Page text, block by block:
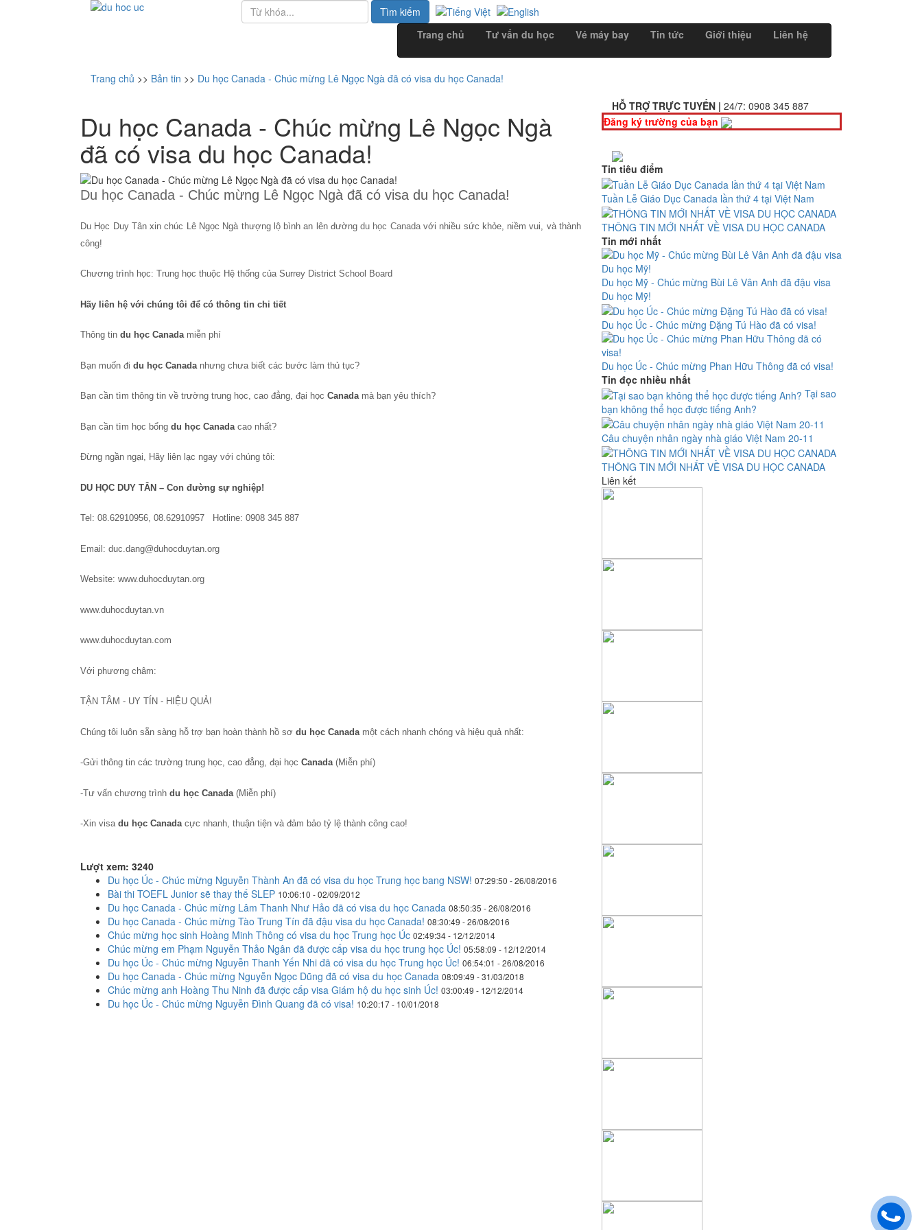
Trang chủ Tư vấn du học Vé máy bay Tin tức Giới thiệu Liên hệ
Trang chủ >> Bản tin >> Du học Canada - Chúc mừng Lê Ngọc Ngà đã có visa du học Canada!
Du học Canada - Chúc mừng Lê Ngọc Ngà
đã có visa du học Canada!
Du học Canada - Chúc mừng Lê Ngọc Ngà đã có visa du học Canada!
Du Học Duy Tân xin chúc Lê Ngọc Ngà thượng lộ bình an lên đườngdu học Canadavới nhiều sức khỏe, niềm vui, và thành
công!
Chương trình học: Trung học thuộc Hệ thống của Surrey District School Board
Hãy liên hệ với chúng tôi để có thông tin chi tiết
Thông tin du học Canadamiễn phí
Bạn muốn đi du học Canada nhưng chưa biết các bước làm thủ tục?
Bạn cần tìm thông tin về trường trung học, cao đẳng, đại học Canadamà bạn yêu thích?
Bạn cần tìm học bổng du học Canada cao nhất?
Đừng ngần ngại, Hãy liên lạc ngay với chúng tôi:
DU HỌC DUY TÂN – Con đường sự nghiệp!
Tel: 08.62910956, 08.62910957 Hotline: 0908 345 887
Email: duc.dang@duhocduytan.org
Website: www.duhocduytan.org
www.duhocduytan.vn
www.duhocduytan.com
Với phương châm:
TẬN TÂM - UY TÍN - HIỆU QUẢ!
Chúng tôi luôn sẵn sàng hỗ trợ bạn hoàn thành hồ sơ du học Canada một cách nhanh chóng và hiệu quả nhất:
-Gửi thông tin các trường trung học, cao đẳng, đại học Canada(Miễn phí)
-Tư vấn chương trình du học Canada (Miễn phí)
-Xin visa du học Canadacực nhanh, thuận tiện và đảm bảo tỷ lệ thành công cao!
Lượt xem: 3240
Du học Úc - Chúc mừng Nguyễn Thành An đã có visa du học Trung học bang NSW! 07:29:50 - 26/08/2016
Bài thi TOEFL Junior sẽ thay thế SLEP 10:06:10 - 02/09/2012
Du học Canada - Chúc mừng Lâm Thanh Như Hảo đã có visa du học Canada 08:50:35 - 26/08/2016
Du học Canada - Chúc mừng Tào Trung Tín đã đậu visa du học Canada! 08:30:49 - 26/08/2016
Chúc mừng học sinh Hoàng Minh Thông có visa du học Trung học Úc 02:49:34 - 12/12/2014
Chúc mừng em Phạm Nguyễn Thảo Ngân đã được cấp visa du học trung học Úc! 05:58:09 - 12/12/2014
Du học Úc - Chúc mừng Nguyễn Thanh Yến Nhi đã có visa du học Trung học Úc! 06:54:01 - 26/08/2016
Du học Canada - Chúc mừng Nguyễn Ngọc Dũng đã có visa du học Canada 08:09:49 - 31/03/2018
Chúc mừng anh Hoàng Thu Ninh đã được cấp visa Giám hộ du học sinh Úc! 03:00:49 - 12/12/2014
Du học Úc - Chúc mừng Nguyễn Đình Quang đã có visa! 10:20:17 - 10/01/2018
HỖ TRỢ TRỰC TUYẾN | 24/7: 0908 345 887
Đăng ký trường của bạn
Tin tiêu điểm
Tuần Lễ Giáo Dục Canada lần thứ 4 tại Việt Nam
THÔNG TIN MỚI NHẤT VỀ VISA DU HỌC CANADA
Tin mới nhất
Du học Mỹ - Chúc mừng Bùi Lê Vân Anh đã đậu visa
Du học Mỹ!
Du học Úc - Chúc mừng Đặng Tú Hào đã có visa!
Du học Úc - Chúc mừng Phan Hữu Thông đã có visa!
Tin đọc nhiều nhất
Tại sao
bạn không thể học được tiếng Anh?
Câu chuyện nhân ngày nhà giáo Việt Nam 20-11
THÔNG TIN MỚI NHẤT VỀ VISA DU HỌC CANADA
Liên kết